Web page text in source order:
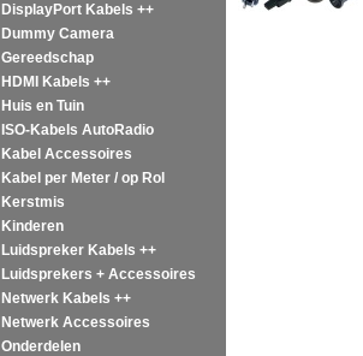
DisplayPort Kabels ++
Dummy Camera
Gereedschap
HDMI Kabels ++
Huis en Tuin
ISO-Kabels AutoRadio
Kabel Accessoires
Kabel per Meter / op Rol
Kerstmis
Kinderen
Luidspreker Kabels ++
Luidsprekers + Accessoires
Netwerk Kabels ++
Netwerk Accessoires
Onderdelen